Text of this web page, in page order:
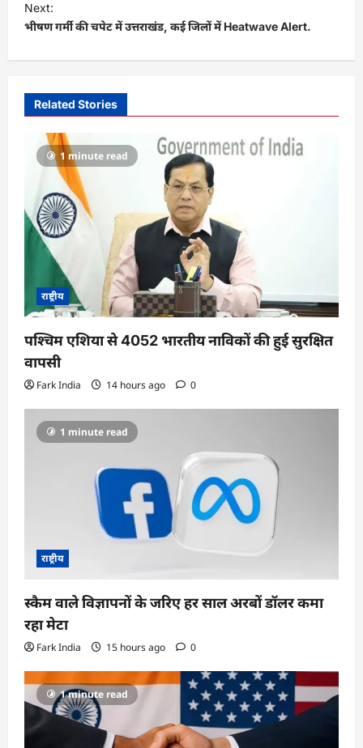
n
a
v
g
o
Next:
भीषण गर्मी की चपेट में उत्तराखंड, कई जिलों में Heatwave Alert.
Related Stories
1 minute read
राष्ट्रीय
पश्चिम एशिया से 4052 भारतीय नाविकों की हुई सुरक्षित
वापसी
Fark India 14 hours ago 0
1 minute read
राष्ट्रीय
स्कैम वाले विज्ञापनों के जरिए हर साल अरबों डॉलर कमा
रहा मेटा
Fark India 15 hours ago 0
1 minute read